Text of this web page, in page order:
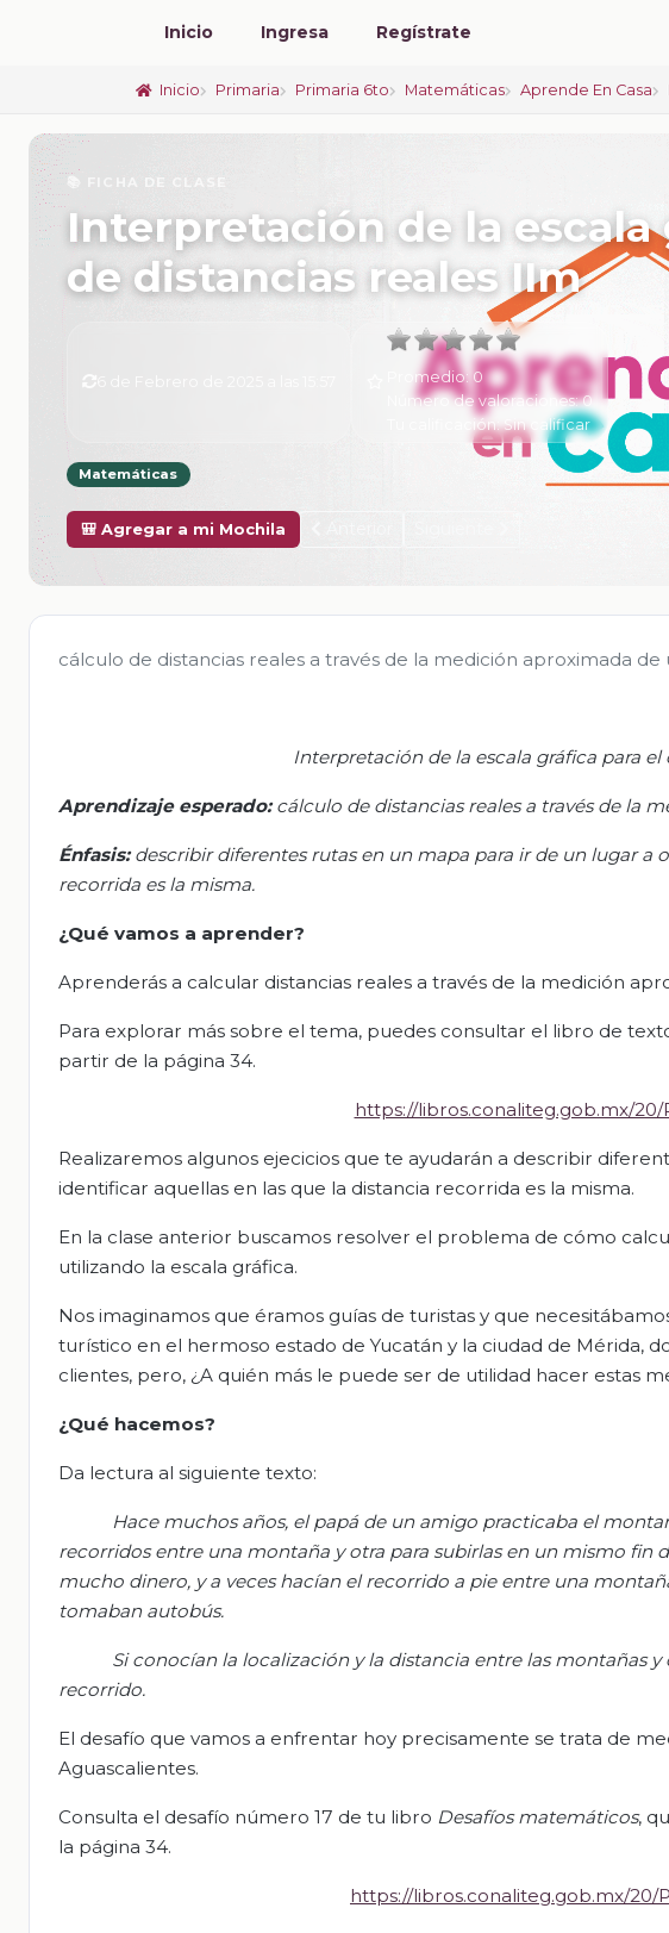
Inicio Ingresa Regístrate
Inicio Primaria Primaria 6to Matemáticas Aprende En Casa
📚 FICHA DE CLASE
Interpretación de la
de distancias reales IIm
Promedio: 0
Número de valoraciones:0
Tu calificación:Sin calificar
Matemáticas
🎒 Agregar a mi Mochila
cálculo de distancias reales a través de la medición aproximada
Interpretación de la escala gráfica para
Aprendizaje esperado:cálculo de distancias reales a través de la
Énfasis:describir diferentes rutas en un mapa para ir de un lugar a
recorrida es la misma.
¿Qué vamos a aprender?
Aprenderás a calcular distancias reales a través de la medición
Para explorar más sobre el tema, puedes consultar el libro de
partir de la página 34.
https://libros.conaliteg.gob.mx/
Realizaremos algunos ejecicios que te ayudarán a describir
identificar aquellas en las que la distancia recorrida es la misma.
En la clase anterior buscamos resolver el problema de cómo
utilizando la escala gráfica.
Nos imaginamos que éramos guías de turistas y que
turístico en el hermoso estado de Yucatán y la ciudad de Mérida,
clientes, pero, ¿A quién más le puede ser de utilidad hacer estas
¿Qué hacemos?
Da lectura al siguiente texto:
Hace muchos años, el papá de un amigo practicaba el
recorridos entre una montaña y otra para subirlas en un mismo fin
mucho dinero, y a veces hacían el recorrido a pie entre una
tomaban autobús.
Si conocían la localización y la distancia entre las montañas
recorrido.
El desafío que vamos a enfrentar hoy precisamente se trata de
Aguascalientes.
Consulta el desafío número 17 de tu libro Desafíos matemáticos,
la página 34.
https://libros.conaliteg.gob.mx/20/